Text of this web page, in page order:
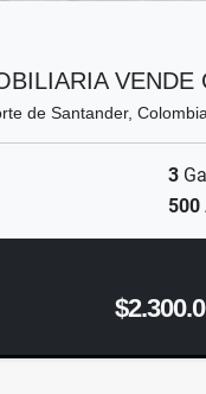
de Santander, Colombia
3
500